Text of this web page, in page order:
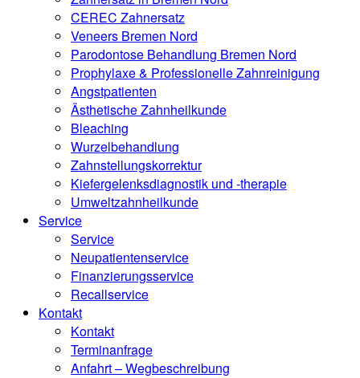
CEREC Zahnersatz
Veneers Bremen Nord
Parodontose Behandlung Bremen Nord
Prophylaxe & Professionelle Zahnreinigung
Angstpatienten
Ästhetische Zahnheilkunde
Bleaching
Wurzelbehandlung
Zahnstellungskorrektur
Kiefergelenksdiagnostik und -therapie
Umweltzahnheilkunde
Service
Service
Neupatientenservice
Finanzierungsservice
Recallservice
Kontakt
Kontakt
Terminanfrage
Anfahrt – Wegbeschreibung